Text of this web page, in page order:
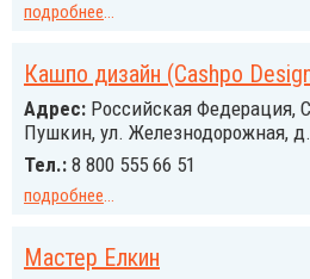
подробнее...
Кашпо дизайн (Cashpo
Адрес: Российcкая Федерация,
Пушкин, ул. Железнодорожная,
Тел.: 8 800 555 66 51
подробнее...
Мастер Елкин